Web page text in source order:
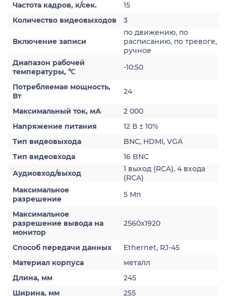
Частота кадров, к/сек.
15
Количество видеовыходов
3
Включение записи
по движению, по
расписанию, по тревоге,
ручное
Диапазон рабочей
температуры, ℃
-10:50
Потребляемая мощность,
Вт
24
Максимальный ток, мА
2 000
Напряжение питания
12 В ± 10%
Тип видеовыхода
BNC, HDMI, VGA
Тип видеовхода
16 BNC
Аудиовход/выход
1 выход (RCA), 4 входа
(RCA)
Максимальное
разрешение
5 Мп
Максимальное
разрешение вывода на
монитор
2560x1920
Способ передачи данных
Ethernet, RJ-45
Материал корпуса
металл
Длина, мм
245
Ширина, мм
255